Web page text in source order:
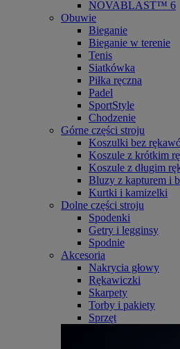
NOVABLAST™ 6
Obuwie
Bieganie
Bieganie w terenie
Tenis
Siatkówka
Piłka ręczna
Padel
SportStyle
Chodzenie
Górne części stroju
Koszulki bez
Koszule z krótkim
Koszule z długim
Bluzy z kapturem i
Kurtki i kamizelki
Dolne części stroju
Spodenki
Getry i legginsy
Spodnie
Akcesoria
Nakrycia głowy
Rękawiczki
Skarpety
Torby i pakiety
Sprzęt